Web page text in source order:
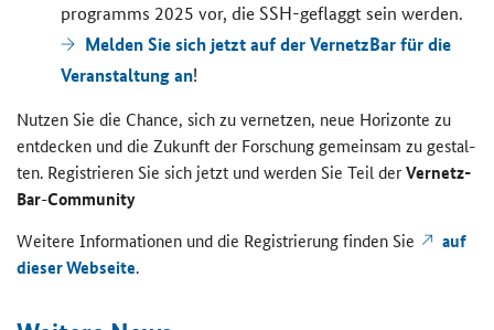
pro­gramms 2025 vor, die SSH-​geflaggt sein wer­den.
Mel­den Sie sich jetzt auf der Ver­netz­Bar für die
Ver­an­stal­tung an!
Nut­zen Sie die Chan­ce, sich zu ver­net­zen, neue Ho­ri­zon­te zu
ent­de­cken und die Zu­kunft der For­schung ge­mein­sam zu ge­stal­
ten. Re­gis­trie­ren Sie sich jetzt und wer­den Sie Teil derVer­netz­
Bar-Community
Wei­te­re In­for­ma­tio­nen und die Re­gis­trie­rung fin­den Sie
auf
die­ser Web­sei­te.